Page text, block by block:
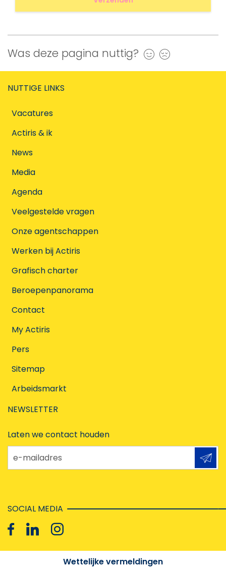
Was deze pagina nuttig? Ja
NUTTIGE LINKS
Vacatures
Actiris & ik
News
Media
Agenda
Veelgestelde vragen
Onze agentschappen
Werken bij Actiris
Grafisch charter
Beroepenpanorama
Contact
My Actiris
Pers
Sitemap
Arbeidsmarkt
NEWSLETTER
Laten we contact houden
e-mailadres
SOCIAL MEDIA
Wettelijke vermeldingen